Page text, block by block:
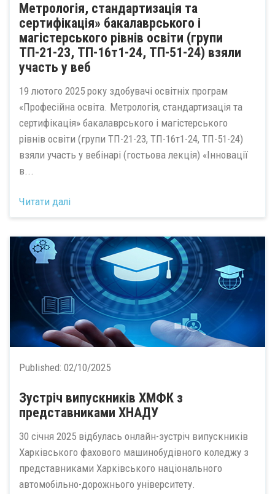
Метрологія, стандартизація та
сертифікація» бакалаврського і
магістерського рівнів освіти (групи
ТП-21-23, ТП-16т1-24, ТП-51-24) взяли
участь у веб
19 лютого 2025 року здобувачі освітніх програм
«Професійна освіта. Метрологія, стандартизація та
сертифікація» бакалаврського і магістерського
рівнів освіти (групи ТП-21-23, ТП-16т1-24, ТП-51-24)
взяли участь у вебінарі (гостьова лекція) «Інновації
в...
Читати далі
Published: 02/10/2025
Зустріч випускників ХМФК з
представниками ХНАДУ
30 січня 2025 відбулась онлайн-зустріч випускників
Харківського фахового машинобудівного коледжу з
представниками Харківського національного
автомобільно-дорожнього університету.